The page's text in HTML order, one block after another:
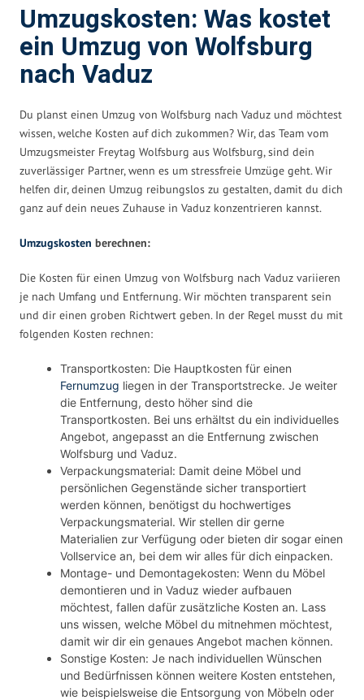
Umzugskosten: Was kostet
ein Umzug von Wolfsburg
nach Vaduz
Du planst einen Umzug von Wolfsburg nach Vaduz und möchtest
wissen, welche Kosten auf dich zukommen? Wir, das Team vom
Umzugsmeister Freytag Wolfsburg aus Wolfsburg, sind dein
zuverlässiger Partner, wenn es um stressfreie Umzüge geht. Wir
helfen dir, deinen Umzug reibungslos zu gestalten, damit du dich
ganz auf dein neues Zuhause in Vaduz konzentrieren kannst.
Umzugskosten berechnen:
Die Kosten für einen Umzug von Wolfsburg nach Vaduz variieren
je nach Umfang und Entfernung. Wir möchten transparent sein
und dir einen groben Richtwert geben. In der Regel musst du mit
folgenden Kosten rechnen:
Transportkosten: Die Hauptkosten für einen
Fernumzug liegen in der Transportstrecke. Je weiter
die Entfernung, desto höher sind die
Transportkosten. Bei uns erhältst du ein individuelles
Angebot, angepasst an die Entfernung zwischen
Wolfsburg und Vaduz.
Verpackungsmaterial: Damit deine Möbel und
persönlichen Gegenstände sicher transportiert
werden können, benötigst du hochwertiges
Verpackungsmaterial. Wir stellen dir gerne
Materialien zur Verfügung oder bieten dir sogar einen
Vollservice an, bei dem wir alles für dich einpacken.
Montage- und Demontagekosten: Wenn du Möbel
demontieren und in Vaduz wieder aufbauen
möchtest, fallen dafür zusätzliche Kosten an. Lass
uns wissen, welche Möbel du mitnehmen möchtest,
damit wir dir ein genaues Angebot machen können.
Sonstige Kosten: Je nach individuellen Wünschen
und Bedürfnissen können weitere Kosten entstehen,
wie beispielsweise die Entsorgung von Möbeln oder